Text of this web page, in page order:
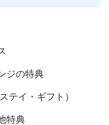
ジの特典
テイ・ギフト）
特典